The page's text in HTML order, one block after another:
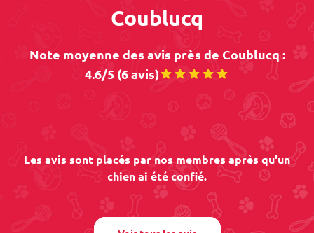
Coublucq
Note moyenne des avis près de Coublucq :
4.6/5 (6 avis)
Les avis sont placés par nos membres après qu'un
chien ai été confié.